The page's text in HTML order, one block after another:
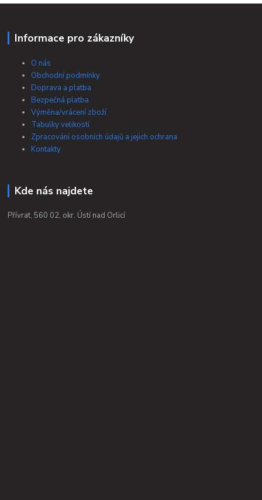
Informace pro zákazníky
O nás
Obchodní podmínky
Doprava a platba
Bezpečná platba
Výměna/vrácení zboží
Tabulky velikostí
Zpracování osobních údajů a jejich ochrana
Kontakty
Kde nás najdete
Přívrat, 560 02, okr. Ústí nad Orlicí